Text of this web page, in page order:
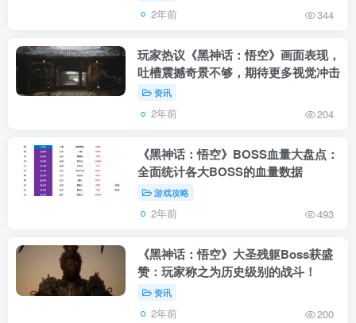
2年前 344
玩家热议《黑神话：悟空》画面表现，
吐槽震撼奇景不够，期待更多视觉冲击
资讯
2年前 204
《黑神话：悟空》BOSS血量大盘点：
全面统计各大BOSS的血量数据
游戏攻略
2年前 493
《黑神话：悟空》大圣残躯Boss获盛
赞：玩家称之为历史级别的战斗！
资讯
2年前 200